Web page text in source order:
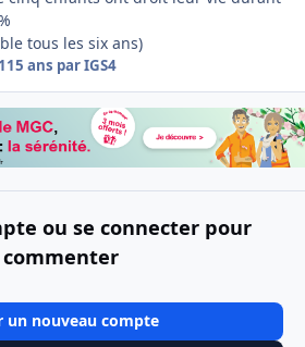
tous les six ans)
15 ans par IGS4
ou se connecter pour
commenter
un nouveau compte